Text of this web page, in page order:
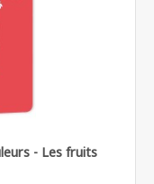
- Les fruits